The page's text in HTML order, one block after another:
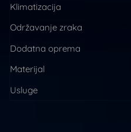
Klimatizacija
Održavanje zraka
Dodatna oprema
Materijal
Usluge